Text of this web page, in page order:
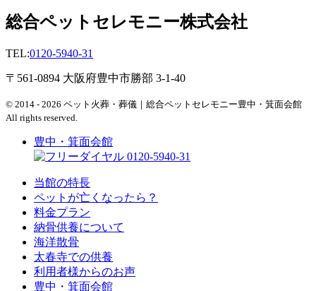
総合ペットセレモニー株式会社
TEL:0120-5940-31
〒561-0894 大阪府豊中市勝部 3-1-40
© 2014 - 2026 ペット火葬・葬儀｜総合ペットセレモニー豊中・箕面会館
All rights reserved.
豊中・箕面会館
0120-5940-31
当館の特長
ペットが亡くなったら？
料金プラン
納骨供養について
海洋散骨
太春寺での供養
利用者様からのお声
豊中・箕面会館